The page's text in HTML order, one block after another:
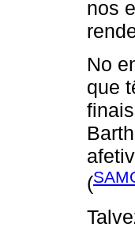
nos
No
que
(